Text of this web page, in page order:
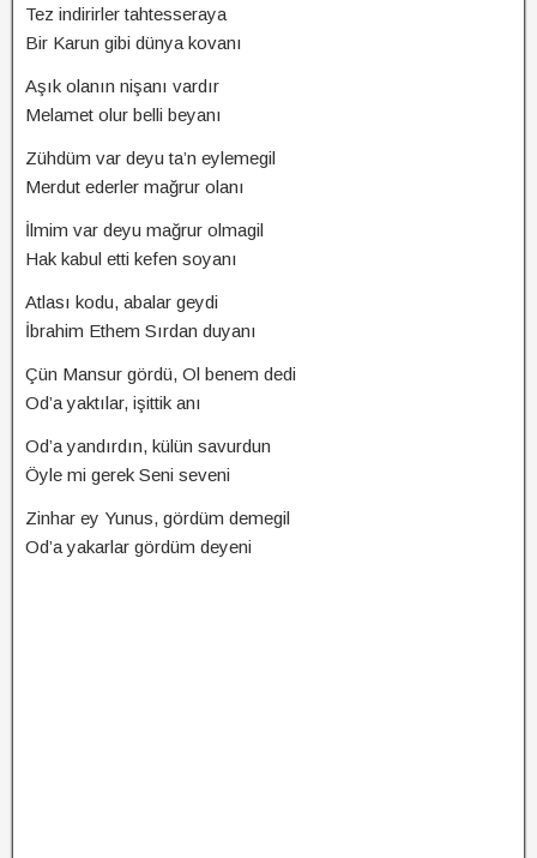
Tez indirirler tahtesseraya
Bir Karun gibi dünya kovanı
Aşık olanın nişanı vardır
Melamet olur belli beyanı
Zühdüm var deyu ta’n eylemegil
Merdut ederler mağrur olanı
İlmim var deyu mağrur olmagil
Hak kabul etti kefen soyanı
Atlası kodu, abalar geydi
İbrahim Ethem Sırdan duyanı
Çün Mansur gördü, Ol benem dedi
Od’a yaktılar, işittik anı
Od’a yandırdın, külün savurdun
Öyle mi gerek Seni seveni
Zinhar ey Yunus, gördüm demegil
Od’a yakarlar gördüm deyeni